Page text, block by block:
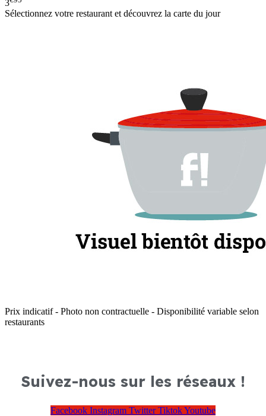
3
Sélectionnez votre restaurant et découvrez la carte du jour
Prix indicatif - Photo non contractuelle - Disponibilité variable selon
restaurants
Suivez-nous sur les réseaux !
Facebook Instagram Twitter TiktokYoutube